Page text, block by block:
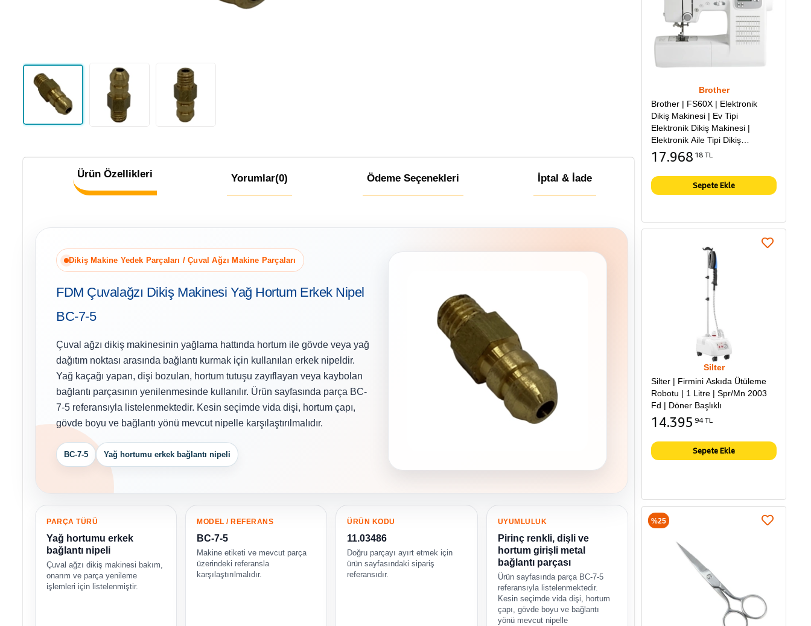
Ürün Özellikleri Yorumlar(0) Ödeme Seçenekleri İptal & İade
Dikiş Makine Yedek Parçaları / Çuval Ağzı Makine Parçaları
FDM Çuvalağzı Dikiş Makinesi Yağ Hortum Erkek Nipel
BC-7-5
Çuval ağzı dikiş makinesinin yağlama hattında hortum ile gövde veya yağ
dağıtım noktası arasında bağlantı kurmak için kullanılan erkek nipeldir.
Yağ kaçağı yapan, dişi bozulan, hortum tutuşu zayıflayan veya kaybolan
bağlantı parçasının yenilenmesinde kullanılır. Ürün sayfasında parça BC-
7-5 referansıyla listelenmektedir. Kesin seçimde vida dişi, hortum çapı,
gövde boyu ve bağlantı yönü mevcut nipelle karşılaştırılmalıdır.
BC-7-5 Yağ hortumu erkek bağlantı nipeli
PARÇA TÜRÜ
Yağ hortumu erkek
bağlantı nipeli
Çuval ağzı dikiş makinesi bakım,
onarım ve parça yenileme
işlemleri için listelenmiştir.
MODEL / REFERANS
BC-7-5
Makine etiketi ve mevcut parça
üzerindeki referansla
karşılaştırılmalıdır.
ÜRÜN KODU
11.03486
Doğru parçayı ayırt etmek için
ürün sayfasındaki sipariş
referansıdır.
UYUMLULUK
Pirinç renkli, dişli ve
hortum girişli metal
bağlantı parçası
Ürün sayfasında parça BC-7-5
referansıyla listelenmektedir.
Kesin seçimde vida dişi, hortum
çapı, gövde boyu ve bağlantı
yönü mevcut nipelle
Brother
Brother | FS60X | Elektronik
Dikiş Makinesi | Ev Tipi
Elektronik Dikiş Makinesi |
Elektronik Aile Tipi Dikiş
Makinesi
17.968 18 TL
Sepete Ekle
Silter
Silter | Firmini Askıda Ütüleme
Robotu | 1 Litre | Spr/Mn 2003
Fd | Döner Başlıklı
14.395 94 TL
Sepete Ekle
%25